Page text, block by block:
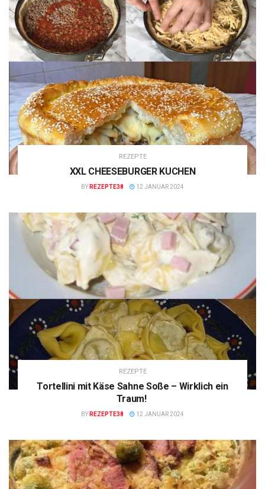
REZEPTE
XXL CHEESEBURGER KUCHEN
BY REZEPTE38 12 JANUAR 2024
REZEPTE
Tortellini mit Käse Sahne Soße – Wirklich ein
Traum!
BY REZEPTE38 12 JANUAR 2024